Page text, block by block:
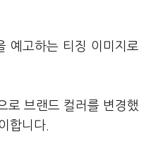
예고하는 티징 이미지로
로 브랜드 컬러를 변경했
합니다.